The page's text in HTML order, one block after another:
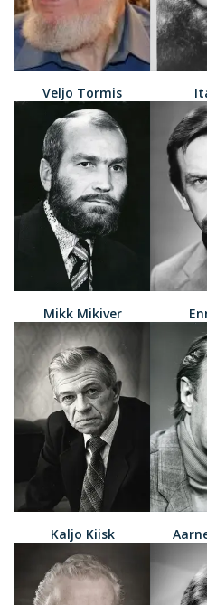
Veljo Tormis
Mikk Mikiver
Kaljo Kiisk